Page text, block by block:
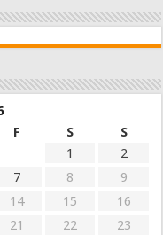
F S
S
1
2
7 8
9
14 15
16
21 22
23